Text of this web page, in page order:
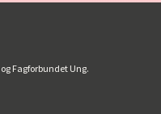
og Fagforbundet Ung.